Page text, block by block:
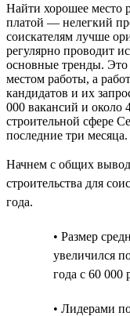
Найти хорошее место
платой — нелегкий
соискателям лучше
регулярно проводит
основные тренды. Это
местом работы, а
кандидатов и их
000 вакансий и около
строительной сфере
последние три месяца.
Начнем с общих
строительства для
года.
• Размер
увеличился
года с 60 000
• Лидерами